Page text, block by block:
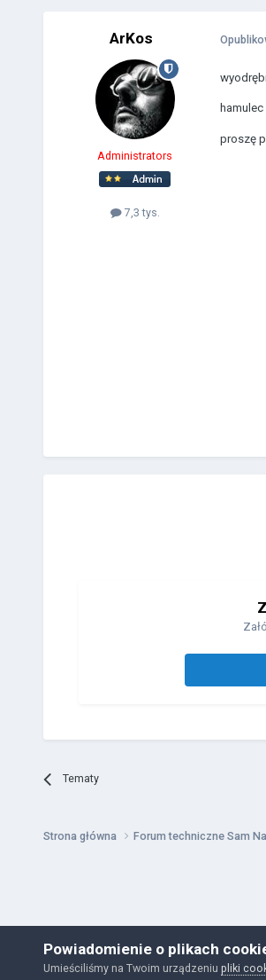
ArKos
Administrators
7,3 tys.
proszę
Tematy
Strona główna Forum techniczne Sam
Powiadomienie o plikach
Umieściliśmy na Twoim urządzeniu pliki